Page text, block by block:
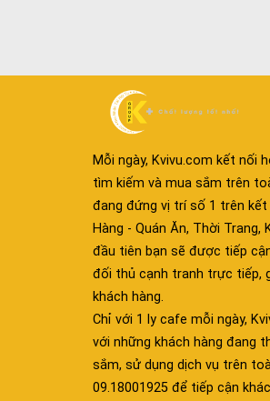
Mỗi ngày, Kvivu.com kết nối
tìm kiếm và mua sắm trên
đang đứng vị trí số 1 trên kết
Hàng - Quán Ăn, Thời Trang,
đầu tiên bạn sẽ được tiếp
đối thủ cạnh tranh trực tiếp,
khách hàng.
Chỉ với 1 ly cafe mỗi ngày,
với những khách hàng đang
sắm, sử dụng dịch vụ trên
09.18001925 để tiếp cận